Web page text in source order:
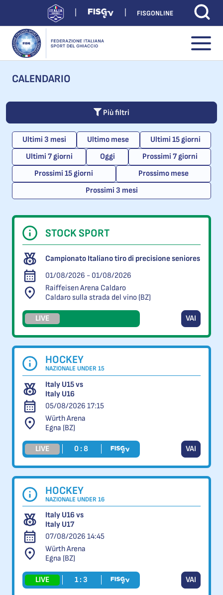
FISGONLINE
CALENDARIO
Più filtri
Ultimi 3 mesi Ultimo mese
Ultimi 15 giorni
Ultimi 7 giorni
Oggi
Prossimi 7 giorni
Prossimi 15 giorni
Prossimo mese
Prossimi 3 mesi
STOCK SPORT
Campionato Italiano tiro di precisione seniores
01/08/2026 - 01/08/2026
Raiffeisen Arena Caldaro
Caldaro sulla strada del vino (BZ)
LIVE VAI
HOCKEY
NAZIONALE UNDER 15
Italy U15 vs
Italy U16
05/08/2026 17:15
Würth Arena
Egna (BZ)
LIVE 0 : 8 VAI
HOCKEY
NAZIONALE UNDER 16
Italy U16 vs
Italy U17
07/08/2026 14:45
Würth Arena
Egna (BZ)
LIVE 1 : 3 VAI